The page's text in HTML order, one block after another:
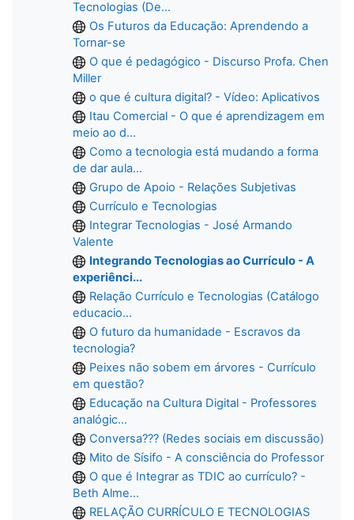
Tecnologias (De...
Os Futuros da Educação: Aprendendo a
Tornar-se
O que é pedagógico - Discurso Profa. Chen
Miller
o que é cultura digital? - Vídeo: Aplicativos
Itau Comercial - O que é aprendizagem em
meio ao d...
Como a tecnologia está mudando a forma
de dar aula...
Grupo de Apoio - Relações Subjetivas
Currículo e Tecnologias
Integrar Tecnologias - José Armando
Valente
Integrando Tecnologias ao Currículo - A
experiênci...
Relação Currículo e Tecnologias (Catálogo
educacio...
O futuro da humanidade - Escravos da
tecnologia?
Peixes não sobem em árvores - Currículo
em questão?
Educação na Cultura Digital - Professores
analógic...
Conversa??? (Redes sociais em discussão)
Mito de Sísifo - A consciência do Professor
O que é Integrar as TDIC ao currículo? -
Beth Alme...
RELAÇÃO CURRÍCULO E TECNOLOGIAS